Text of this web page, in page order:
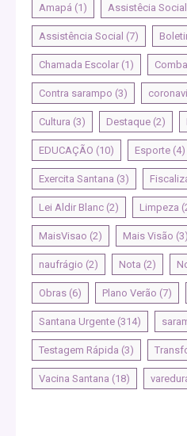
Amapá (1) Assistêcia Social
Assistência Social (7)
Chamada Escolar (1)
Contra sarampo (3)
Cultura (3) Destaque (2)
EDUCAÇÃO (10) Esporte (4)
Exercita Santana (3)
Lei Aldir Blanc (2) Limpeza
MaisVisao (2) Mais Visão (3)
naufrágio (2) Nota (2)
Obras (6) Plano Verão (7)
Santana Urgente (314)
Testagem Rápida (3)
Vacina Santana (18)